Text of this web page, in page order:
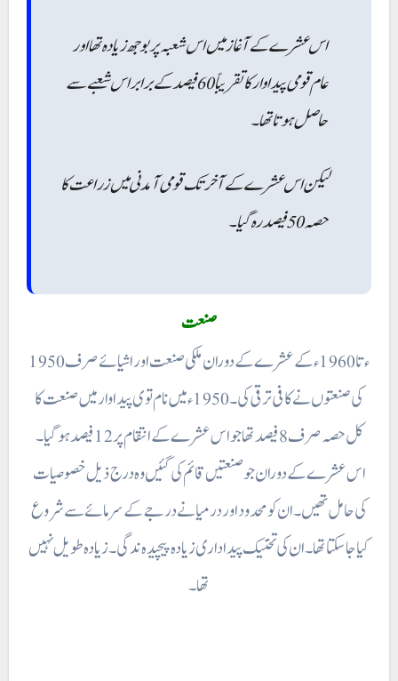
اس عشرے کے آغاز میں اس شعبہ پر بوجھ زیادہ تھا اور
عام قومی پیداوار کا تقریباً 60 فیصد کے برابر اس شعبے سے
حاصل ہوتا تھا۔
لیکن اس عشرے کے آخر تک قومی آمدنی میں زراعت کا
حصہ 50 فیصد رہ گیا۔
صنعت
1950 ء تا 1960ء کے عشرے کے دوران ملکی صنعت اور اشیائے صرف
کی صنعتوں نے کافی ترقی کی۔ 1950ء میں نام توی پیداوار میں صنعت کا
کل حصہ صرف 8 فیصد تھا جو اس عشرے کے انتقام پر 12 فیصد ہو گیا۔
اس عشرے کے دوران جو صنعتیں قائم کی گئیں وہ درج ذیل خصوصیات
کی حامل تھیں۔ ان کو محدود اور درمیانے درجے کے سرمائے سے شروع
کیا جاسکتا تھا۔ ان کی تخنیک پیدا داری زیادہ پیچیده ندگی۔ زیادہ طویل نہیں